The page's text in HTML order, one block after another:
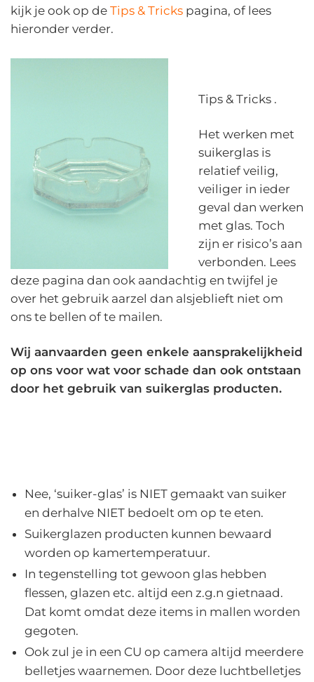
kijk je ook op de Tips & Tricks pagina, of lees
hieronder verder.
Tips & Tricks .
Het werken met
suikerglas is
relatief veilig,
veiliger in ieder
geval dan werken
met glas. Toch
zijn er risico’s aan
verbonden. Lees
deze pagina dan ook aandachtig en twijfel je
over het gebruik aarzel dan alsjeblieft niet om
ons te bellen of te mailen.
Wij aanvaarden geen enkele aansprakelijkheid
op ons voor wat voor schade dan ook ontstaan
door het gebruik van suikerglas producten.
Nee, ‘suiker-glas’ is NIET gemaakt van suiker
en derhalve NIET bedoelt om op te eten.
Suikerglazen producten kunnen bewaard
worden op kamertemperatuur.
In tegenstelling tot gewoon glas hebben
flessen, glazen etc. altijd een z.g.n gietnaad.
Dat komt omdat deze items in mallen worden
gegoten.
Ook zul je in een CU op camera altijd meerdere
belletjes waarnemen. Door deze luchtbelletjes